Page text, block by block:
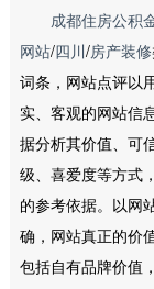
成都住房公积
网站/四川/房产装修
词条，网站点评以
实、客观的网站信
据分析其价值、可
级、喜爱度等方式
的参考依据。以网
确，网站真正的价
包括自有品牌价值